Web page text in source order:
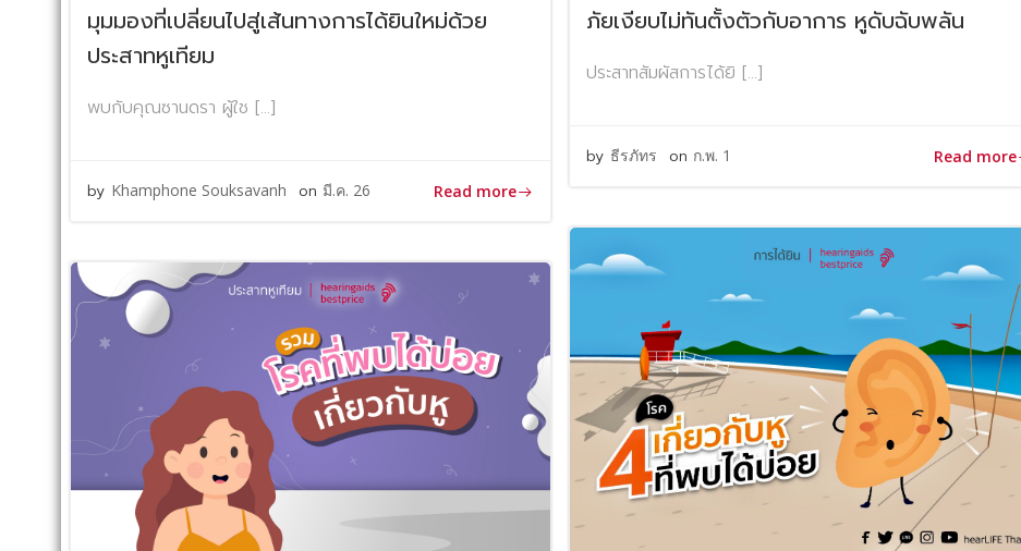
มุมมองที่เปลี่ยนไปสู่เส้นทางการได้ยินใหม่ด้วย
ประสาทหูเทียม
พบกับคุณซานดรา ผู้ใช […]
by Khamphone Souksavanh on มี.ค. 26 Read more
ภัยเงียบไม่ทันตั้งตัวกับอาการ หูดับฉับพลัน
ประสาทสัมผัสการได้ยิ […]
by ธีรภัทร on ก.พ. 1 Read more